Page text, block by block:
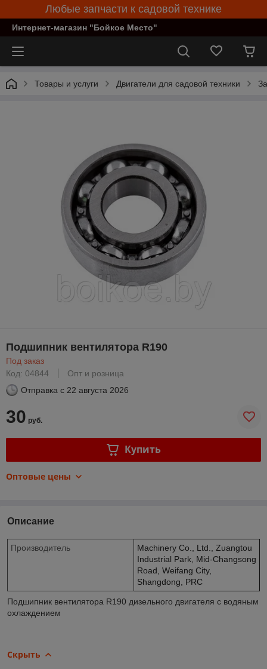
Любые запчасти к садовой технике
Интернет-магазин "Бойкое Место"
Товары и услуги Двигатели для садовой техники
Подшипник вентилятора R190
Под заказ
Код: 04844
Опт и розница
Отправка с 22 августа 2026
30 руб.
Купить
Оптовые цены
Описание
Производитель
Machinery Co., Ltd., Zuangtou
Industrial Park, Mid-Changsong
Road, Weifang City,
Shangdong, PRC
Подшипник вентилятора R190 дизельного двигателя с водяным
охлаждением
Скрыть